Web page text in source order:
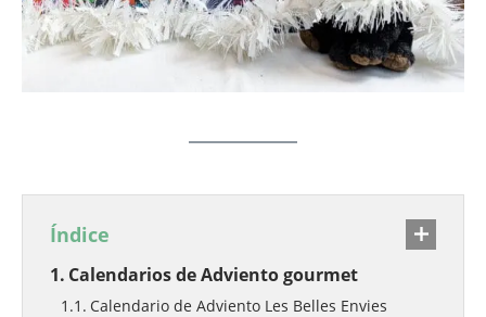
Índice
Calendarios de Adviento gourmet
Calendario de Adviento Les Belles Envies